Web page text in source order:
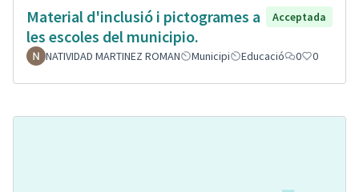
Material d'inclusió i pictogrames a
les escoles del municipio.
Acceptada
NATIVIDAD MARTINEZ ROMAN Municipi Educació 0 0